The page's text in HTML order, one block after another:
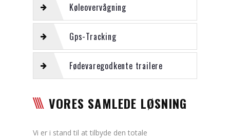
Køleovervågning
Gps-Tracking
Fødevaregodkente trailere
VORES SAMLEDE LØSNING
Vi er i stand til at tilbyde den totale